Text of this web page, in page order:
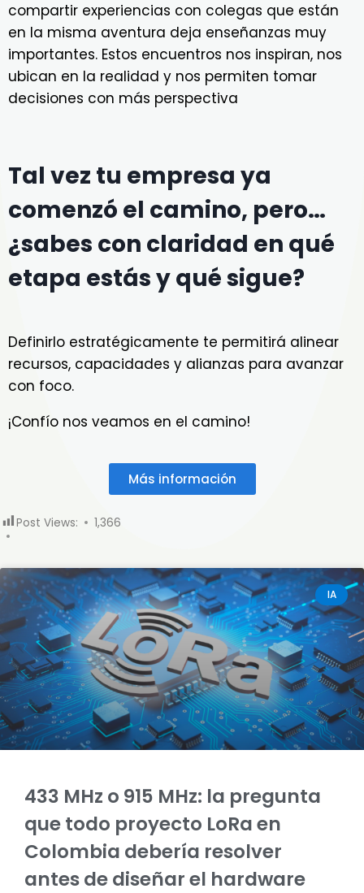
compartir experiencias con colegas que están
en la misma aventura deja enseñanzas muy
importantes. Estos encuentros nos inspiran, nos
ubican en la realidad y nos permiten tomar
decisiones con más perspectiva
Tal vez tu empresa ya
comenzó el camino, pero…
¿sabes con claridad en qué
etapa estás y qué sigue?
Definirlo estratégicamente te permitirá alinear
recursos, capacidades y alianzas para avanzar
con foco.
¡Confío nos veamos en el camino!
Más información
Post Views: 1,366
IA
433 MHz o 915 MHz: la pregunta
que todo proyecto LoRa en
Colombia debería resolver
antes de diseñar el hardware